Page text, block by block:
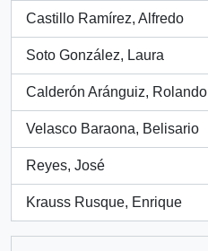
Castillo Ramírez, Alfredo
, 1 resultados
Soto González, Laura
, 1 resultados
Calderón Aránguiz, Rolando
, 1 resultados
Velasco Baraona, Belisario
, 1 resultados
Reyes, José
, 1 resultados
Krauss Rusque, Enrique
, 1 resultados